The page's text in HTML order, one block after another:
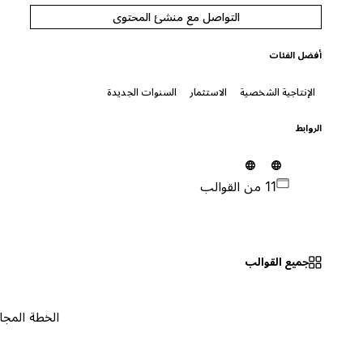
التواصل مع منشئ المحتوى
أفضل الفئات
الإنتاجية الشخصية الاستثمار السنوات الجديدة
جميع القوالب
الخطة المجانية ٠